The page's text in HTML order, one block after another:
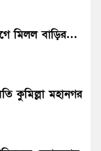
মিলল বাড়ির…
কুমিল্লা মহানগর